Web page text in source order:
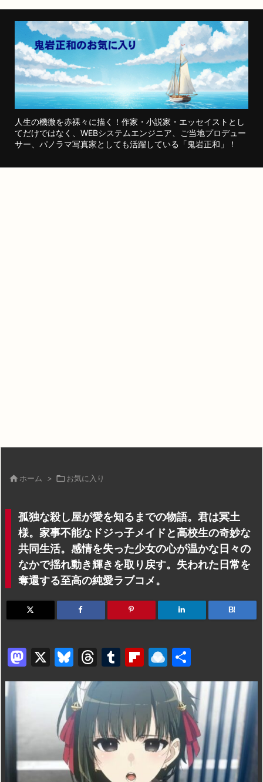
人生の機微を赤裸々に描く！作家・小説家・エッセイストとし
てだけではなく、WEBシステムエンジニア、ご当地プロデュー
サー、パノラマ写真家としても活躍している「鬼岩正和」！
 ホーム > お気に入り
孤独な殺し屋が愛を知るまでの物語。君は冥土
様。家事不能なドジっ子メイドと高校生の奇妙な
共同生活。感情を失った少女の心が温かな日々の
なかで揺れ動き輝きを取り戻す。失われた日常を
奪還する至高の純愛ラブコメ。
B!
M
a
d
o
n
X
Bl
u
e
s
k
y
T
hr
e
a
d
s
T
u
m
bl
r
Fl
ip
b
o
ar
d
R
ai
n
dr
o
p.
io
有